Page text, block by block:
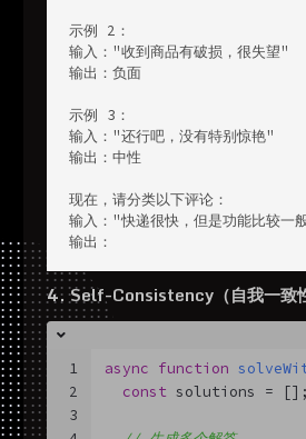
示例 2：
输入："收到商品有破损，很失望"
输出：负面
示例 3：
输入："还行吧，没有特别惊艳"
输出：中性
现在，请分类以下评论：
输入："快递很快，但是功能比较一
输出：
4. Self-Consistency（自我一致
1
2
3
async function
const solutions = [];